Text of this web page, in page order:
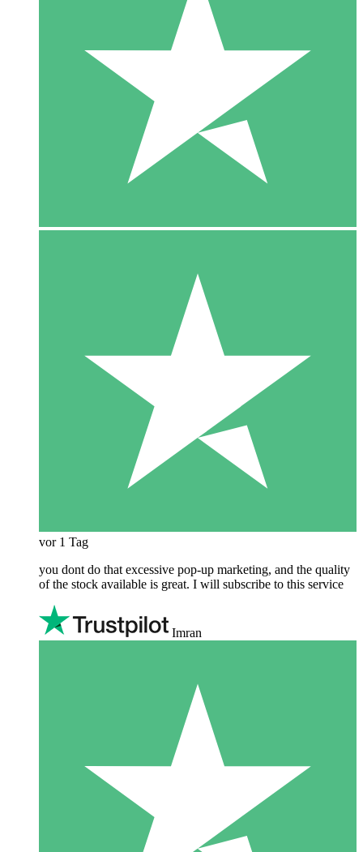
vor 1 Tag
you dont do that excessive pop-up marketing, and the quality
of the stock available is great. I will subscribe to this service
Imran